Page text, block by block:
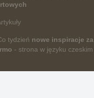
tydzień nowe inspiracje za
- strona w języku czeskim